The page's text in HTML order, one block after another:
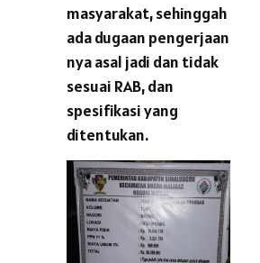
masyarakat, sehinggah
ada dugaan pengerjaan
nya asal jadi dan tidak
sesuai RAB, dan
spesifikasi yang
ditentukan.